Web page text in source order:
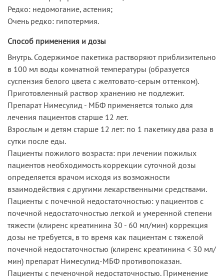
Редко: недомогание, астения;
Очень редко: гипотермия.
Способ применения и дозы
Внутрь. Содержимое пакетика растворяют приблизительно
в 100 мл воды комнатной температуры (образуется
суспензия белого цвета с желтовато-серым оттенком).
Приготовленный раствор хранению не подлежит.
Препарат Нимесулид - МБФ применяется только для
лечения пациентов старше 12 лет.
Взрослым и детям старше 12 лет: по 1 пакетику два раза в
сутки после еды.
Пациенты пожилого возраста: при лечении пожилых
пациентов необходимость коррекции суточной дозы
определяется врачом исходя из возможности
взаимодействия с другими лекарственными средствами.
Пациенты с почечной недостаточностью: у пациентов с
почечной недостаточностью легкой и умеренной степени
тяжести (клиренс креатинина 30 - 60 мл/мин) коррекция
дозы не требуется, в то время как пациентам с тяжелой
почечной недостаточностью (клиренс креатинина < 30 мл/
мин) препарат Нимесулид-МБФ противопоказан.
Пациенты с печеночной недостаточностью. Применение